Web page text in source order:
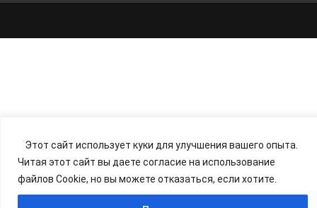
Этот сайт использует куки для улучшения вашего опыта.
Читая этот сайт вы даете согласие на использование
файлов Cookie, но вы можете отказаться, если хотите.